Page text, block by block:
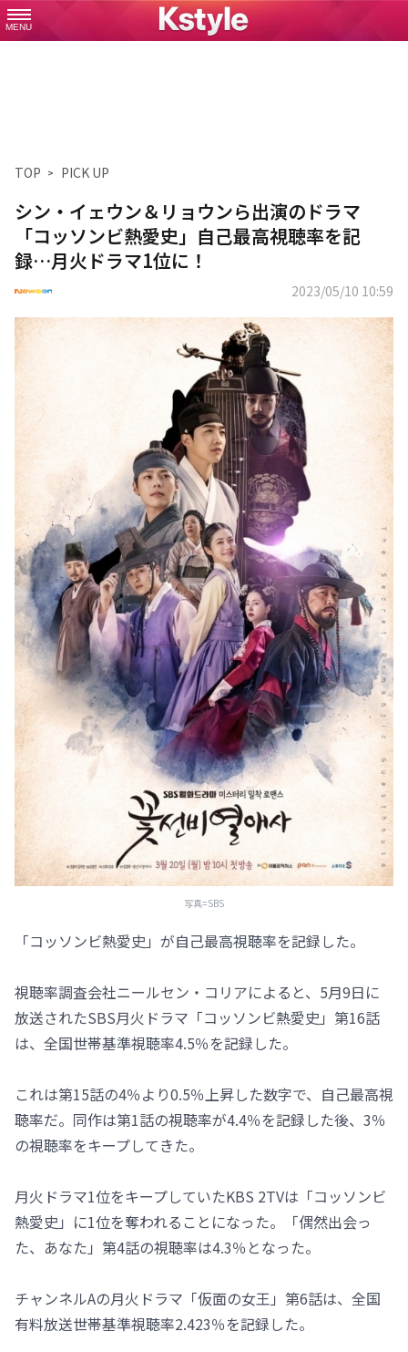
MENU
TOP PICK UP
シン・イェウン＆リョウンら出演のドラマ
「コッソンビ熱愛史」自己最高視聴率を記
録…月火ドラマ1位に！
2023/05/10 10:59
写真=SBS
「コッソンビ熱愛史」が自己最高視聴率を記録した。
視聴率調査会社ニールセン・コリアによると、5月9日に
放送されたSBS月火ドラマ「コッソンビ熱愛史」第16話
は、全国世帯基準視聴率4.5％を記録した。
これは第15話の4％より0.5％上昇した数字で、自己最高視
聴率だ。同作は第1話の視聴率が4.4％を記録した後、3％
の視聴率をキープしてきた。
月火ドラマ1位をキープしていたKBS 2TVは「コッソンビ
熱愛史」に1位を奪われることになった。「偶然出会っ
た、あなた」第4話の視聴率は4.3％となった。
チャンネルAの月火ドラマ「仮面の女王」第6話は、全国
有料放送世帯基準視聴率2.423％を記録した。